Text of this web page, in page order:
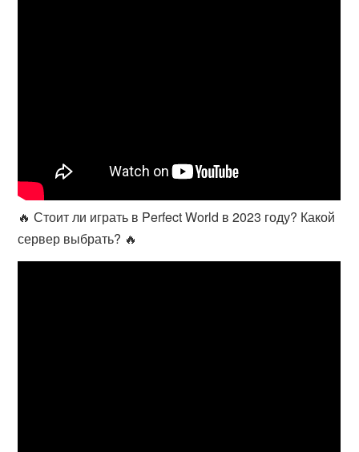
🔥 Стоит ли играть в Perfect World в 2023 году? Какой
сервер выбрать? 🔥